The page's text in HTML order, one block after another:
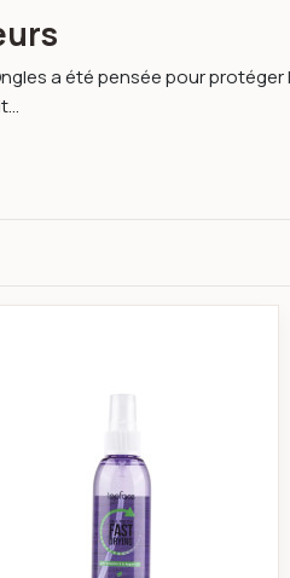
a été pensée pour